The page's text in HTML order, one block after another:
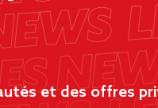
et des offres